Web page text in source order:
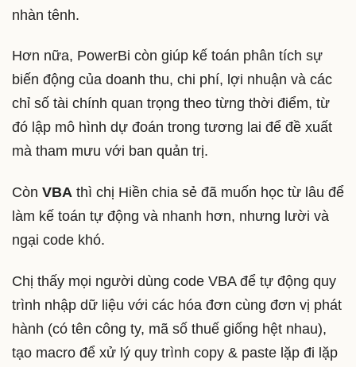
nhàn tênh.
Hơn nữa, PowerBi còn giúp kế toán phân tích sự
biến động của doanh thu, chi phí, lợi nhuận và các
chỉ số tài chính quan trọng theo từng thời điểm, từ
đó lập mô hình dự đoán trong tương lai để đề xuất
mà tham mưu với ban quản trị.
Còn VBA thì chị Hiền chia sẻ đã muốn học từ lâu để
làm kế toán tự động và nhanh hơn, nhưng lười và
ngại code khó.
Chị thấy mọi người dùng code VBA để tự động quy
trình nhập dữ liệu với các hóa đơn cùng đơn vị phát
hành (có tên công ty, mã số thuế giống hệt nhau),
tạo macro để xử lý quy trình copy & paste lặp đi lặp